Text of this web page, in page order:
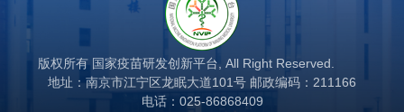
版权所有 国家疫苗研发创新平台, All Right Reserved.
地址：南京市江宁区龙眠大道101号 邮政编码：211166
电话：025-86868409